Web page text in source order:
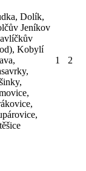
Dolík,
Jeníkov
Kobylí
1 2